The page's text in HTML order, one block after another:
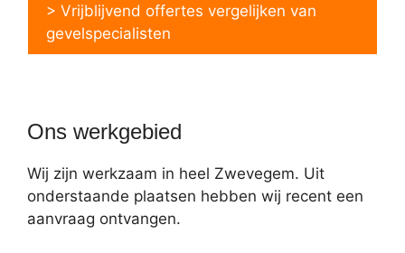
> Vrijblijvend offertes vergelijken van
gevelspecialisten
Ons werkgebied
Wij zijn werkzaam in heel Zwevegem. Uit
onderstaande plaatsen hebben wij recent een
aanvraag ontvangen.